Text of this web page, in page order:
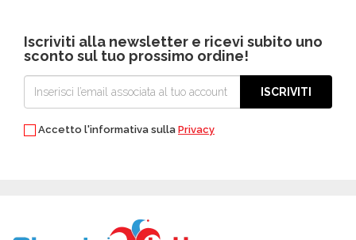
Iscriviti alla newsletter e ricevi subito uno
sconto sul tuo prossimo ordine!
ISCRIVITI
Accetto l'informativa sulla Privacy